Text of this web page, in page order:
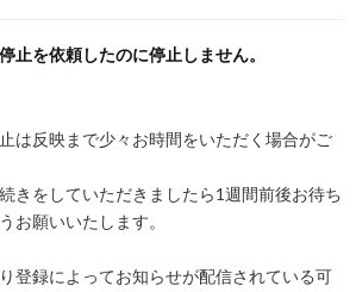
止を依頼したのに停止しません。
は反映まで少々お時間をいただく場合がご
きをしていただきましたら1週間前後お待ち
お願いいたします。
登録によってお知らせが配信されている可